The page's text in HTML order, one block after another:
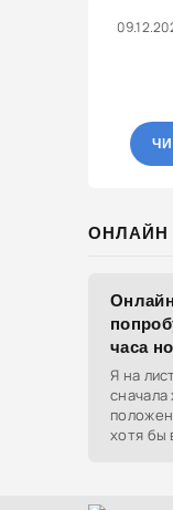
ОНЛАЙН
часа
Я на
сначала
хотя бы